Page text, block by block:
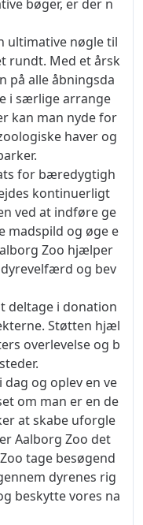
bøger, er der n
ultimative nøgle til
rundt. Med et årsk
på alle åbningsda
i særlige arrange
kan man nyde for
haver og
for bæredygtigh
kontinuerligt
ved at indføre ge
madspild og øge e
Zoo hjælper
og bev
deltage i donation
Støtten hjæl
overlevelse og b
og oplev en ve
om man er en de
at skabe uforgle
Aalborg Zoo det
tage besøgend
dyrenes rig
beskytte vores na